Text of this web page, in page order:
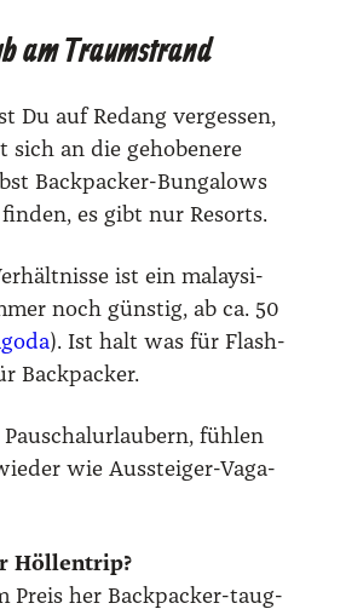
am Traumstrand
Du auf Redang ver­ges­sen,
sich an die geho­be­ne­re
Back­pa­cker-Bun­ga­lows
es gibt nur Resorts.
ist ein malay­si­
noch güns­tig, ab ca. 50
). Ist halt was für Flash­
Back­pa­cker.
füh­len
wie Aus­stei­ger-Vaga­
Höl­len­trip?
Preis her Back­pa­cker-taug­